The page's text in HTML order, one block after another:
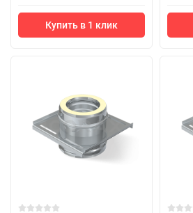
Купить в 1 клик